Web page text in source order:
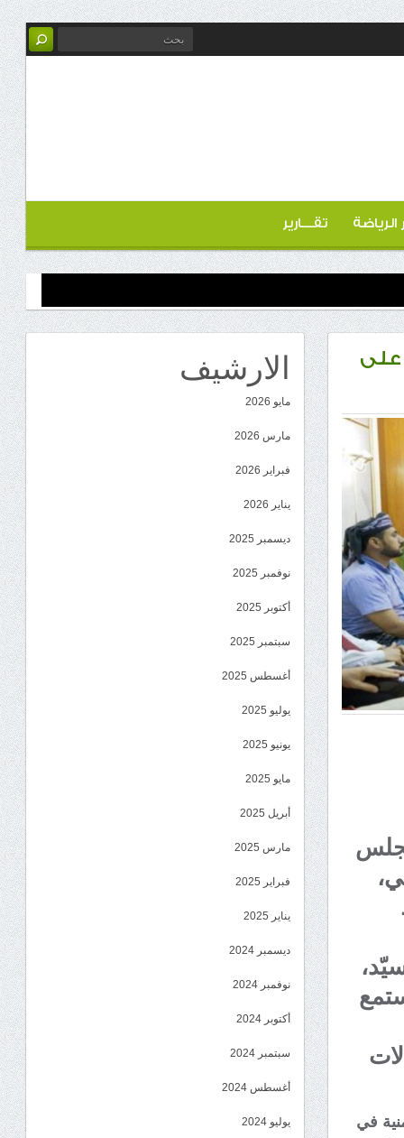
الرياضة تقـــارير
على
في
الارشيف
مايو 2026
مارس 2026
فبراير 2026
يناير 2026
ديسمبر 2025
نوفمبر 2025
أكتوبر 2025
سبتمبر 2025
أغسطس 2025
يوليو 2025
يونيو 2025
مايو 2025
أبريل 2025
مارس 2025
فبراير 2025
يناير 2025
ديسمبر 2024
نوفمبر 2024
أكتوبر 2024
سبتمبر 2024
أغسطس 2024
يوليو 2024